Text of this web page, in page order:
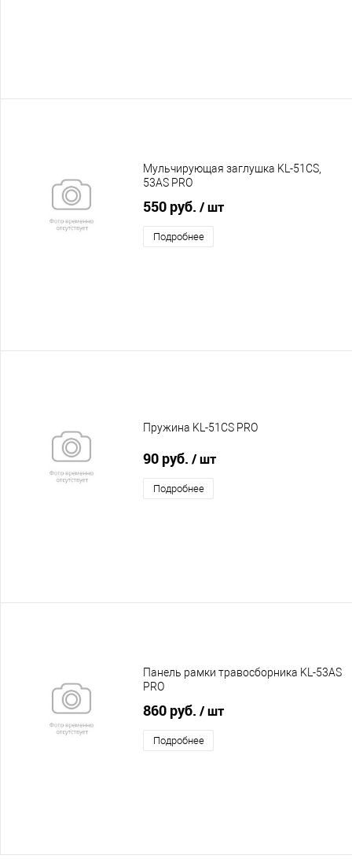
Мульчирующая заглушка KL-51CS,
53AS PRO
550 руб. / шт
Подробнее
Пружина KL-51CS PRO
90 руб. / шт
Подробнее
Панель рамки травосборника KL-53AS
PRO
860 руб. / шт
Подробнее